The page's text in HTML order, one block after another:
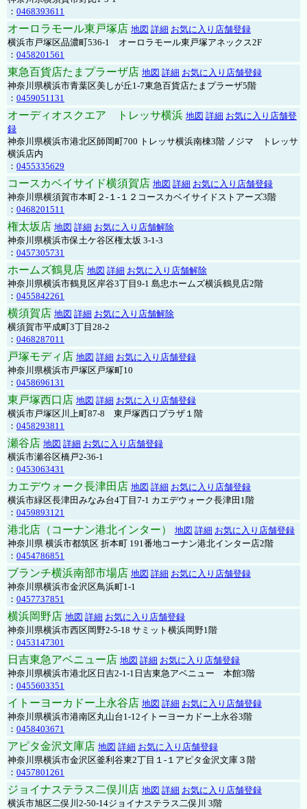
： 0468393611
オーロラモール東戸塚店 地図 詳細 お気に入り店舗登録
横浜市戸塚区品濃町536-1 オーロラモール東戸塚アネックス2F
： 0458201561
東急百貨店たまプラーザ店 地図 詳細 お気に入り店舗登録
神奈川県横浜市青葉区美しが丘1-7東急百貨店たまプラーザ5階
： 0459051131
オーディオスクエア トレッサ横浜 地図 詳細 お気に入り店舗登
録
神奈川県横浜市港北区師岡町700 トレッサ横浜南棟3階 ノジマ トレッサ
横浜店内
： 0455335629
コースカベイサイド横須賀店 地図 詳細 お気に入り店舗登録
神奈川県横須賀市本町２-１-１２コースカベイサイドストアーズ3階
： 0468201511
権太坂店 地図 詳細 お気に入り店舗解除
神奈川県横浜市保土ケ谷区権太坂 3-1-3
： 0457305731
ホームズ鶴見店 地図 詳細 お気に入り店舗解除
神奈川県横浜市鶴見区岸谷3丁目9-1 島忠ホームズ横浜鶴見店2階
： 0455842261
横須賀店 地図 詳細 お気に入り店舗解除
横須賀市平成町3丁目28-2
： 0468287011
戸塚モディ店 地図 詳細 お気に入り店舗登録
神奈川県横浜市戸塚区戸塚町10
： 0458696131
東戸塚西口店 地図 詳細 お気に入り店舗登録
横浜市戸塚区川上町87-8 東戸塚西口プラザ１階
： 0458293811
瀬谷店 地図 詳細 お気に入り店舗登録
横浜市瀬谷区橋戸2-36-1
： 0453063431
カエデウォーク長津田店 地図 詳細 お気に入り店舗登録
横浜市緑区長津田みなみ台4丁目7-1 カエデウォーク長津田1階
： 0459893121
港北店（コーナン港北インター） 地図 詳細 お気に入り店舗登録
神奈川県 横浜市都筑区 折本町 191番地コーナン港北インター店2階
： 0454786851
ブランチ横浜南部市場店 地図 詳細 お気に入り店舗登録
神奈川県横浜市金沢区鳥浜町1-1
： 0457737851
横浜岡野店 地図 詳細 お気に入り店舗登録
神奈川県横浜市西区岡野2-5-18 サミット横浜岡野1階
： 0453147301
日吉東急アベニュー店 地図 詳細 お気に入り店舗登録
神奈川県横浜市港北区日吉2-1-1日吉東急アベニュー 本館3階
： 0455603351
イトーヨーカドー上永谷店 地図 詳細 お気に入り店舗登録
神奈川県横浜市港南区丸山台1-12イトーヨーカドー上永谷3階
： 0458403671
アピタ金沢文庫店 地図 詳細 お気に入り店舗登録
神奈川県横浜市金沢区釜利谷東2丁目１-１アピタ金沢文庫３階
： 0457801261
ジョイナステラス二俣川店 地図 詳細 お気に入り店舗登録
横浜市旭区二俣川2-50-14ジョイナステラス二俣川 3階